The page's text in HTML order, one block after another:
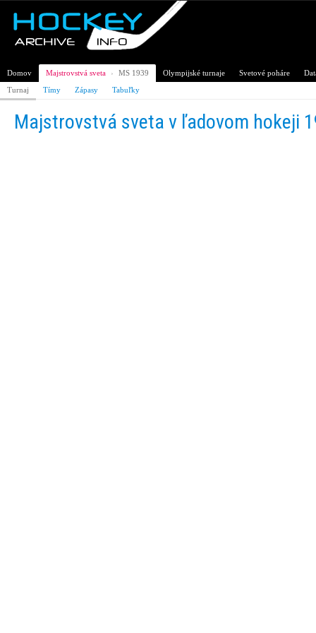
Domov Majstrovstvá sveta › MS 1939 Olympijské turnaje Svetové poháre
Turnaj
Tímy Zápasy Tabuľky
Majstrovstvá sveta v ľadovom hokeji